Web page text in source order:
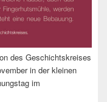
des Geschichtskreises
in der kleinen
im